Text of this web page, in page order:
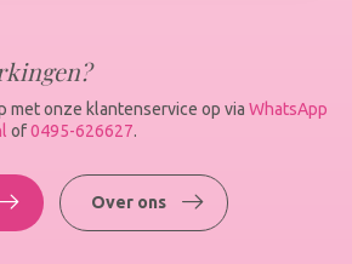
met onze klantenservice op via WhatsApp
of0495-626627.
Over ons